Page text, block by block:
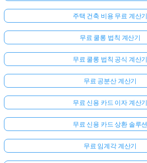
주택 건축 비용 무료 계산기
무료 쿨롱 법칙 계산기
무료 쿨롱 법칙 공식 계산기
무료 공분산 계산기
무료 신용 카드 이자 계산기
무료 신용 카드 상환 솔루션
무료 임계각 계산기